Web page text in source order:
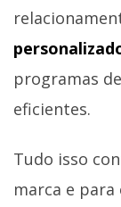
programas
eficientes.
Tudo isso
marca e